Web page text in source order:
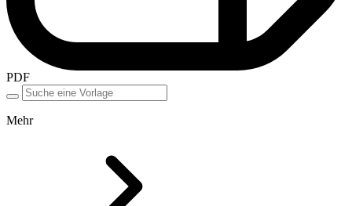
PDF
Mehr